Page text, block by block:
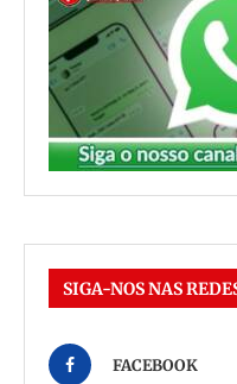
SIGA-NOS NAS
FACEBOOK